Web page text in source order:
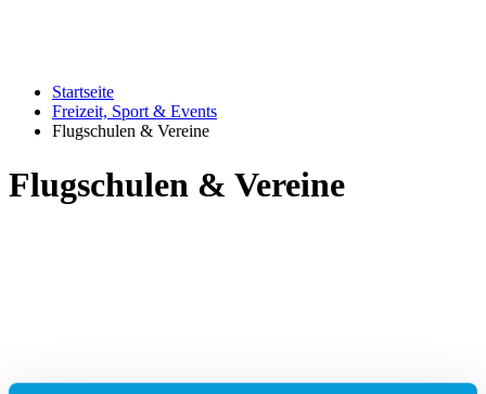
Startseite
Freizeit, Sport & Events
Flugschulen & Vereine
Flugschulen & Vereine